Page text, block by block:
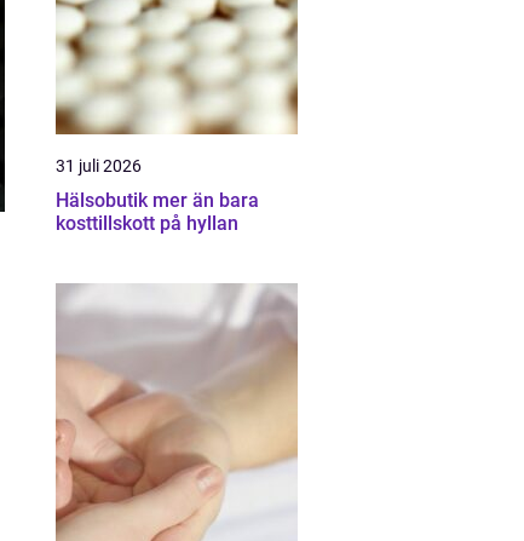
31 juli 2026
Hälsobutik mer än bara
kosttillskott på hyllan